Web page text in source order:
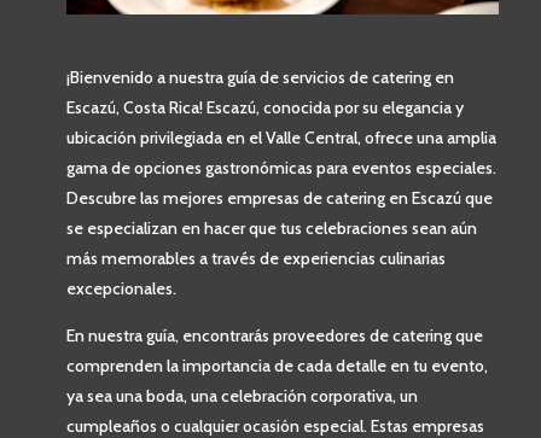
¡Bienvenido a nuestra guía de servicios de catering en
Escazú, Costa Rica! Escazú, conocida por su elegancia y
ubicación privilegiada en el Valle Central, ofrece una amplia
gama de opciones gastronómicas para eventos especiales.
Descubre las mejores empresas de catering en Escazú que
se especializan en hacer que tus celebraciones sean aún
más memorables a través de experiencias culinarias
excepcionales.
En nuestra guía, encontrarás proveedores de catering que
comprenden la importancia de cada detalle en tu evento,
ya sea una boda, una celebración corporativa, un
cumpleaños o cualquier ocasión especial. Estas empresas